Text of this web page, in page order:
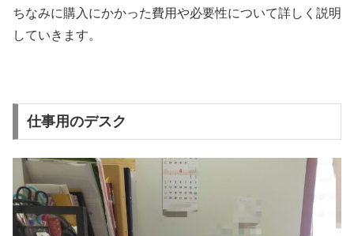
ちなみに購入にかかった費用や必要性について詳しく説明
していきます。
仕事用のデスク